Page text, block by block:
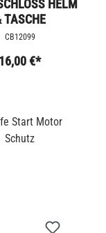
HELM
TASCHE
CB12099
16,00 €*